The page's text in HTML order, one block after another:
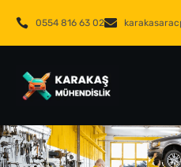
0554 816 63 02